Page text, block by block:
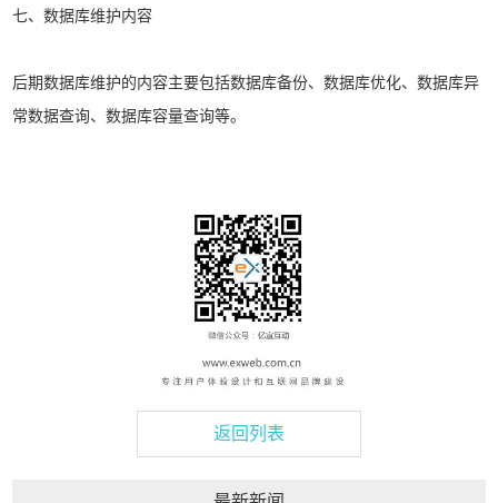
七、数据库维护内容
后期数据库维护的内容主要包括数据库备份、数据库优化、数据库异
常数据查询、数据库容量查询等。
返回列表